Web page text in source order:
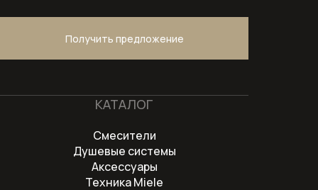
О компании
КАТАЛОГ
Смесители
Душевые системы
Аксессуары
Техника Miele
Получить предложение